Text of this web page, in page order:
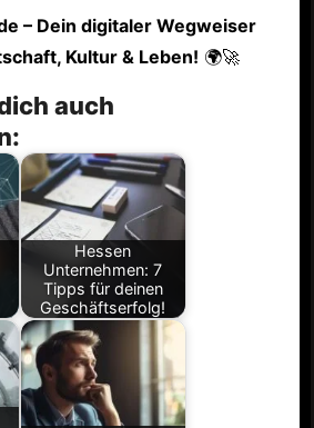
– Dein digitaler Wegweiser
Kultur & Leben! 🌍🚀
auch
Hessen
Unternehmen: 7
Tipps für deinen
Geschäftserfolg!